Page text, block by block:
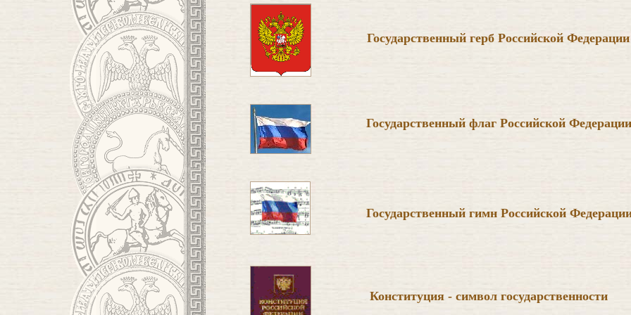
Государственный герб Российской Федерации
Государственный флаг Российской Федерации
Государственный гимн Российской
Конституция - символ государственности